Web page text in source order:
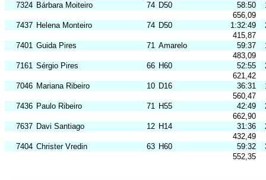
7324 Bárbara Moiteiro 74 D50 58:50
656,09
7437 Helena Monteiro 74 D50 1:32:49
415,87
7401 Guida Pires 71 Amarelo 59:37
483,09
7161 Sérgio Pires 66 H60 52:55
621,42
7046 Mariana Ribeiro 10 D16 36:31
560,47
7436 Paulo Ribeiro 71 H55 42:49
662,90
7637 Davi Santiago 12 H14 31:36
432,49
7404 Christer Vredin 63 H60 59:32
552,35